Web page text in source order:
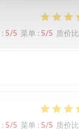
: 5/5 菜单 : 5/5 质价比
: 5/5 菜单 : 5/5 质价比